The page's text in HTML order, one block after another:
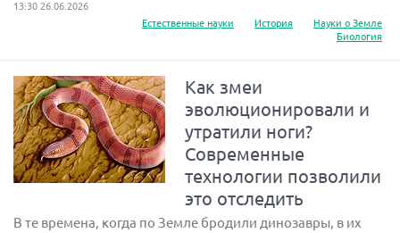
13:30 26.06.2026
Естественные науки
История
Науки о Земле
Биология
Как змеи
эволюционировали и
утратили ноги?
Современные
технологии позволили
это отследить
В те времена, когда по Земле бродили динозавры, в их